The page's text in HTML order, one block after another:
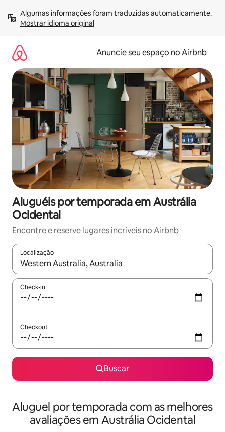
para
Mostrar idioma original
Anuncie seu espaço no Airbnb
Aluguéis por temporada em Austrália
Ocidental
Encontre e reserve lugares incríveis no Airbnb
Localização
Quando os resultados estiverem disponíveis, explore-os
Check-in
Checkout
Buscar
Aluguel por temporada com as melhores
avaliações em Austrália Ocidental